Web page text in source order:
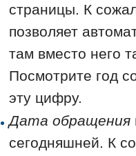
страницы. К
позволяет
там вместо него
Посмотрите год
эту цифру.
Дата обращения
сегодняшней. К